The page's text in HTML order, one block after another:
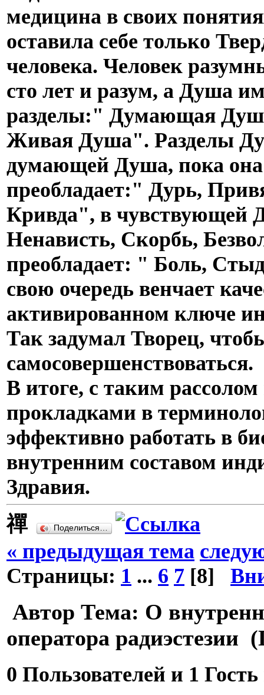
медицина в своих
оставила себе только
человека. Человек
сто лет и разум, а Душа
разделы:" Думающая
Живая Душа". Разделы
думающей Душа, пока она
преобладает:" Дурь,
Кривда", в чувствующей
Ненависть, Скорбь,
преобладает: " Боль,
свою очередь венчает
активированном ключе
Так задумал Творец,
самосовершенствоваться.
В итоге, с таким
прокладками в
эффективно работать в
внутренним составом
Здравия.
禪
Поделиться…
« предыдущая тема
Страницы: 1 ... 6 7 [8]
Автор Тема: О
оператора радиэстезии
0 Пользователей и 1